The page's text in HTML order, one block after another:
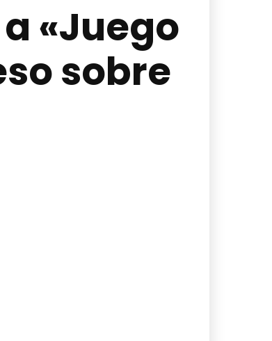
«Juego
sobre